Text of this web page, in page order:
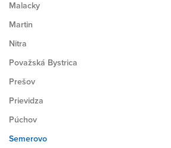
Malacky
Martin
Nitra
Považská Bystrica
Prešov
Prievidza
Púchov
Semerovo